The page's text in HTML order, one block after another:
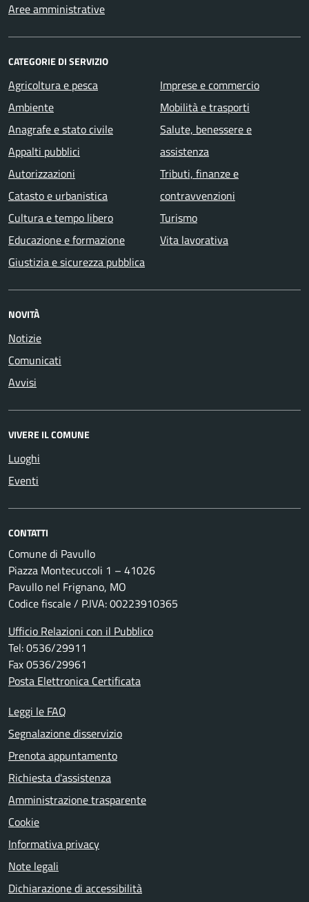
Aree amministrative
CATEGORIE DI SERVIZIO
Agricoltura e pesca
Ambiente
Anagrafe e stato civile
Appalti pubblici
Autorizzazioni
Catasto e urbanistica
Cultura e tempo libero
Educazione e formazione
Giustizia e sicurezza pubblica
Imprese e commercio
Mobilità e trasporti
Salute, benessere e
assistenza
Tributi, finanze e
contravvenzioni
Turismo
Vita lavorativa
NOVITÀ
Notizie
Comunicati
Avvisi
VIVERE IL COMUNE
Luoghi
Eventi
CONTATTI
Comune di Pavullo
Piazza Montecuccoli 1 – 41026
Pavullo nel Frignano, MO
Codice fiscale / P.IVA: 00223910365
Ufficio Relazioni con il Pubblico
Tel: 0536/29911
Fax 0536/29961
Posta Elettronica Certificata
Leggi le FAQ
Segnalazione disservizio
Prenota appuntamento
Richiesta d'assistenza
Amministrazione trasparente
Cookie
Informativa privacy
Note legali
Dichiarazione di accessibilità